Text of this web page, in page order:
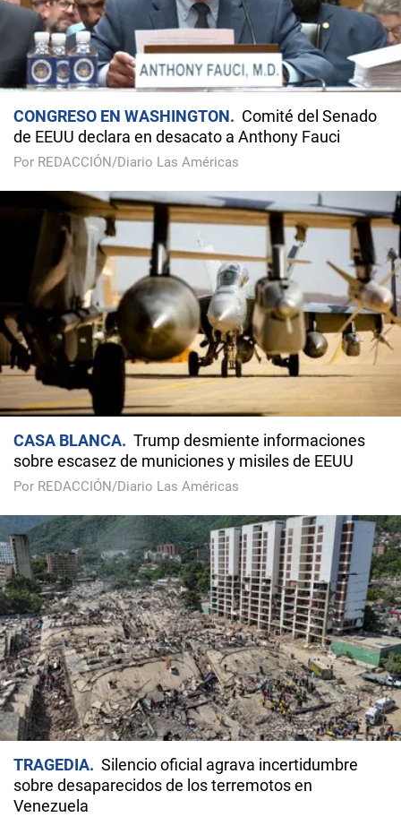
CONGRESO EN WASHINGTON
Comité del Senado
de EEUU declara en desacato a Anthony Fauci
Por REDACCIÓN/Diario Las Américas
CASA BLANCA
Trump desmiente informaciones
sobre escasez de municiones y misiles de EEUU
Por REDACCIÓN/Diario Las Américas
TRAGEDIA
Silencio oficial agrava incertidumbre
sobre desaparecidos de los terremotos en
Venezuela